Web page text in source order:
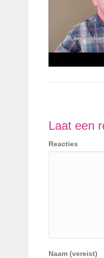
Laat een
Reacties
Naam (vereist)